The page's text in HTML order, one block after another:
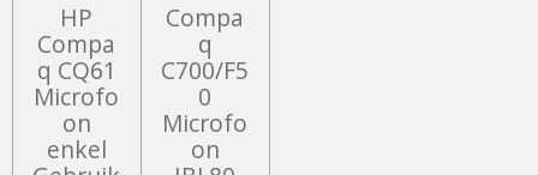
HP
Compa
q CQ61
Microfo
on
enkel
Compa
q
C700/F5
0
Microfo
on